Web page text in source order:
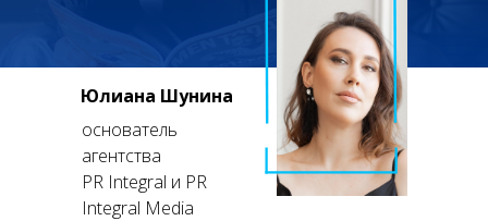
Юлиана Шунина
основатель
агентства
PR Integral и PR
Integral Media